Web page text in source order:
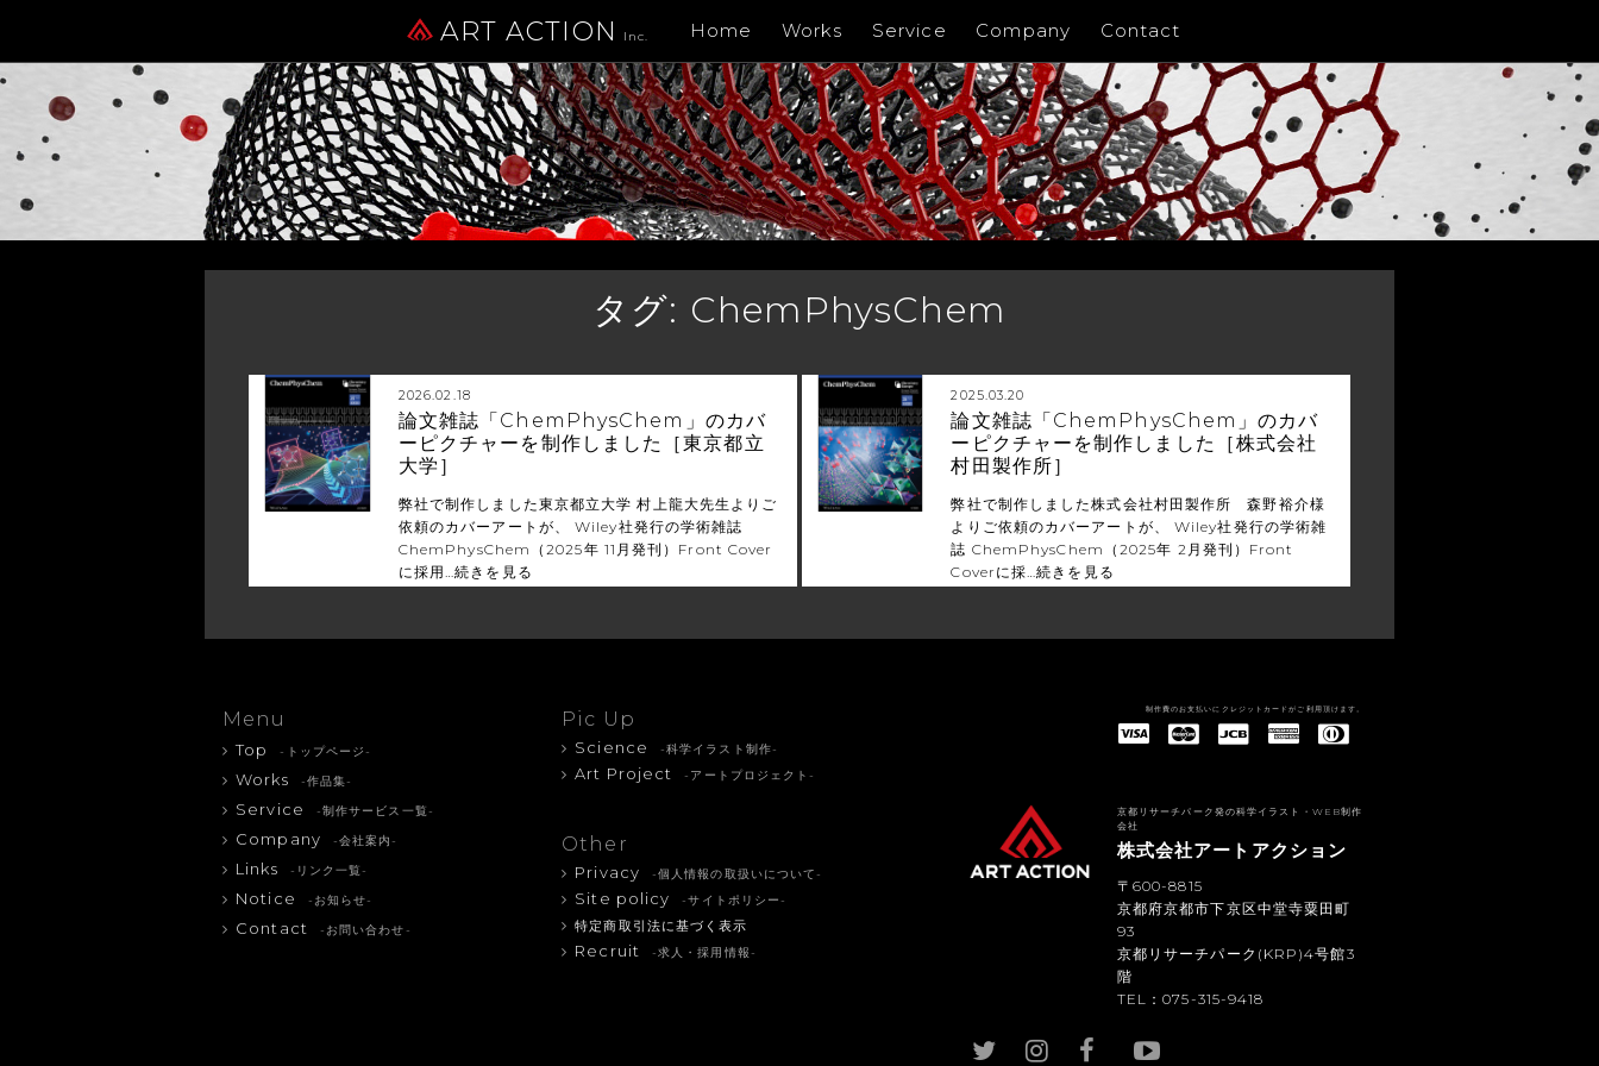
ART ACTION Inc. Home Works Service Company Contact
タグ: ChemPhysChem
2026.02.18
論文雑誌「ChemPhysChem」のカバ
ーピクチャーを制作しました［東京都立
大学］
弊社で制作しました東京都立大学 村上龍大先生よりご
依頼のカバーアートが、 Wiley社発行の学術雑誌
ChemPhysChem（2025年 11月発刊）Front Cover
に採用…続きを見る
2025.03.20
論文雑誌「ChemPhysChem」のカバ
ーピクチャーを制作しました［株式会社
村田製作所］
弊社で制作しました株式会社村田製作所 森野裕介様
よりご依頼のカバーアートが、 Wiley社発行の学術雑
誌 ChemPhysChem（2025年 2月発刊）Front
Coverに採…続きを見る
Menu
Top -トップページ-
Works -作品集-
Service -制作サービス一覧-
Company -会社案内-
Links -リンク一覧-
Notice -お知らせ-
Contact -お問い合わせ-
Pic Up
Science -科学イラスト制作-
Art Project -アートプロジェクト-
Other
Privacy -個人情報の取扱いについて-
Site policy
-サイトポリシー-
特定商取引法に基づく表示
Recruit -求人・採用情報-
制作費のお支払いにクレジットカードがご利用頂けます。
京都リサーチパーク発の科学イラスト・WEB制作
会社
株式会社アートアクション
〒600-8815
京都府京都市下京区中堂寺粟田町
93
京都リサーチパーク(KRP)4号館3
階
TEL：075-315-9418